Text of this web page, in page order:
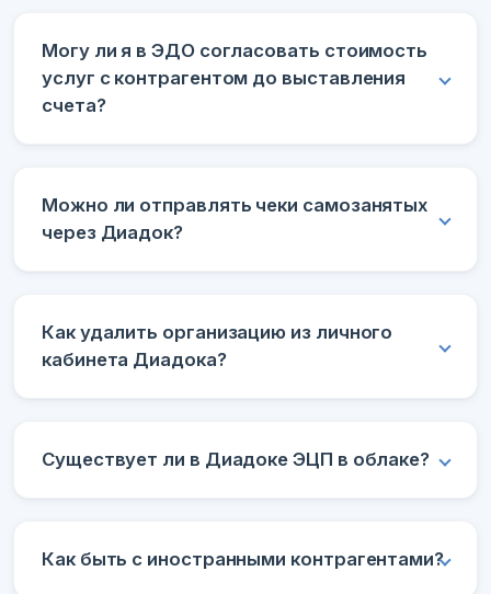
Могу ли я в ЭДО согласовать стоимость
услуг с контрагентом до выставления
счета?
Можно ли отправлять чеки самозанятых
через Диадок?
Как удалить организацию из личного
кабинета Диадока?
Существует ли в Диадоке ЭЦП в облаке?
Как быть с иностранными контрагентами?